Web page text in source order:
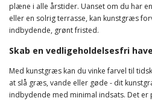
plæne i alle årstider. Uanset om du har
eller en solrig terrasse, kan kunstgræs
indbydende, grønt fristed.
Skab en vedligeholdelsesfri
Med kunstgræs kan du vinke farvel til
at slå græs, vande eller gøde - dit
indbydende med minimal indsats. Det